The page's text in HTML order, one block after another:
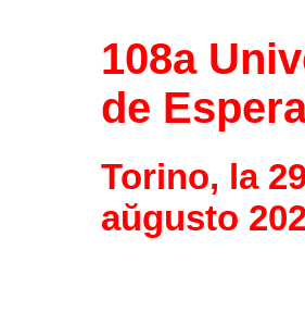
108a
de
Torino, la
aŭgusto